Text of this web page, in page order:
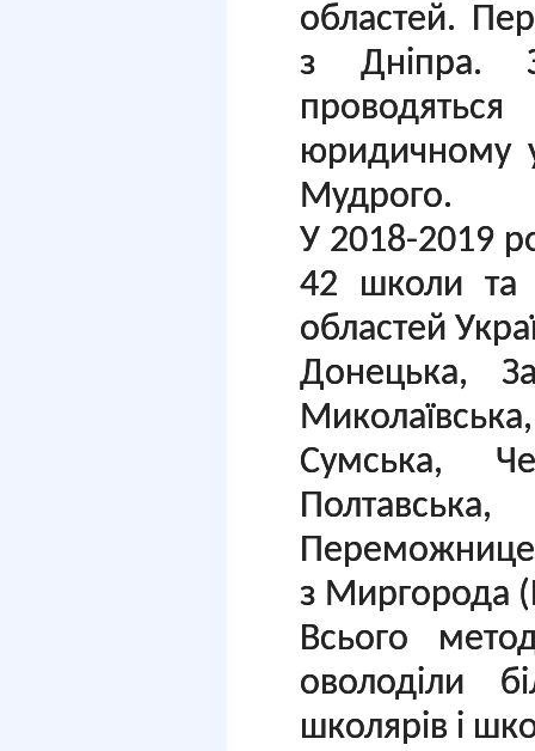
областей.
з Дніпра.
юридичному
Мудрого.
У 2018-2019
42 школи та
областей
Донецька,
Сумська,
з Миргорода
Всього
оволоділи
школярів і